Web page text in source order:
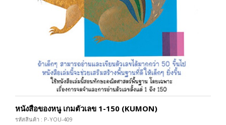
หนังสือของหนู เกมตัวเลข 1-150 (KUMON)
รหัสสินค้า : P-YOU-409